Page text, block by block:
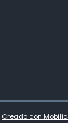
Creado con Mobilia